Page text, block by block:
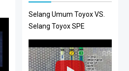
Selang Umum Toyox VS.
Selang Toyox SPE